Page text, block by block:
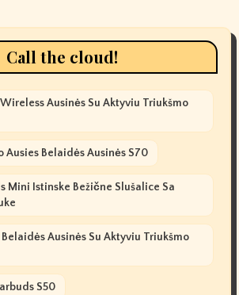
Call the cloud!
Ausinės Su Aktyviu Triukšmo
Ausies Belaidės Ausinės S70
Mini Istinske Bežične Slušalice Sa
Belaidės Ausinės Su Aktyviu Triukšmo
S50